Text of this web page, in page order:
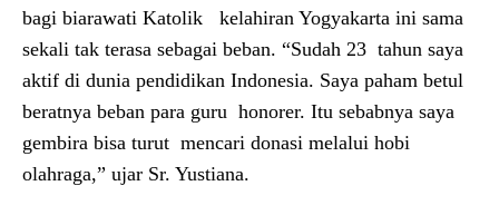
bagi biarawati Katolik kelahiran Yogyakarta ini sama
sekali tak terasa sebagai beban. “Sudah 23 tahun saya
aktif di dunia pendidikan Indonesia. Saya paham betul
beratnya beban para guru honorer. Itu sebabnya saya
gembira bisa turut mencari donasi melalui hobi
olahraga,” ujar Sr. Yustiana.